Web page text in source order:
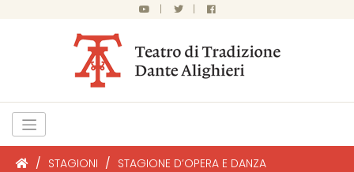
| |
/ STAGIONI / STAGIONE D’OPERA E DANZA